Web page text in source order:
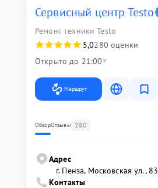
Сервисный центр Testo
Ремонт техники Testo
5,0280 оценки
Открыто до 21:00
Маршрут
ОбзорОтзывы 280
Адрес
г. Пенза, Московская ул., 83
Контакты